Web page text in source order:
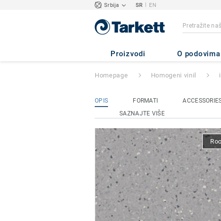
Srbija SR | EN
Proizvodi O podovima
iQ EMINENT -
Homepage Homogeni vinil
OPIS FORMATI
SAZNAJTE VIŠE